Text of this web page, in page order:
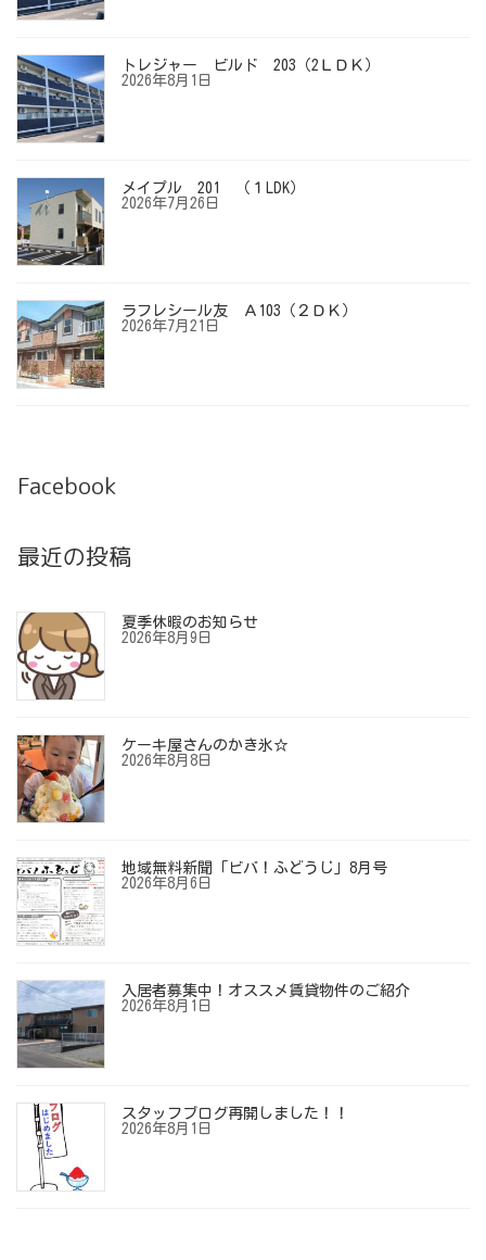
トレジャー ビルド 203（2ＬＤＫ）
2026年8月1日
メイプル 201 （１LDK）
2026年7月26日
ラフレシール友 Ａ103（２ＤＫ）
2026年7月21日
Facebook
最近の投稿
夏季休暇のお知らせ
2026年8月9日
ケーキ屋さんのかき氷☆
2026年8月8日
地域無料新聞「ビバ！ふどうじ」8月号
2026年8月6日
入居者募集中！オススメ賃貸物件のご紹介
2026年8月1日
スタッフブログ再開しました！！
2026年8月1日